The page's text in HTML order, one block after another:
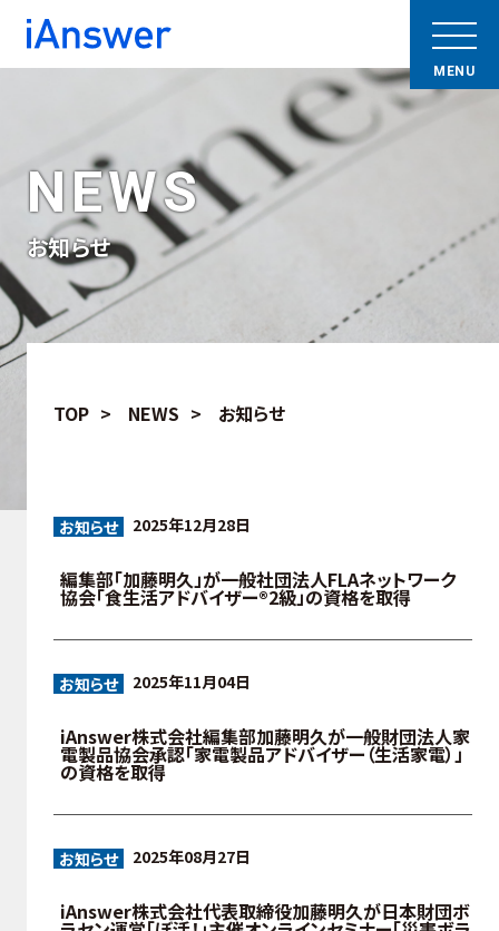
NEWS
お知らせ
TOP NEWS お知らせ
お知らせ 2025年12月28日
編集部「加藤明久」が一般社団法人FLAネットワーク
協会「食生活アドバイザー®2級」の資格を取得
お知らせ 2025年11月04日
iAnswer株式会社編集部加藤明久が一般財団法人家
電製品協会承認「家電製品アドバイザー（生活家電）」
の資格を取得
お知らせ 2025年08月27日
iAnswer株式会社代表取締役加藤明久が日本財団ボ